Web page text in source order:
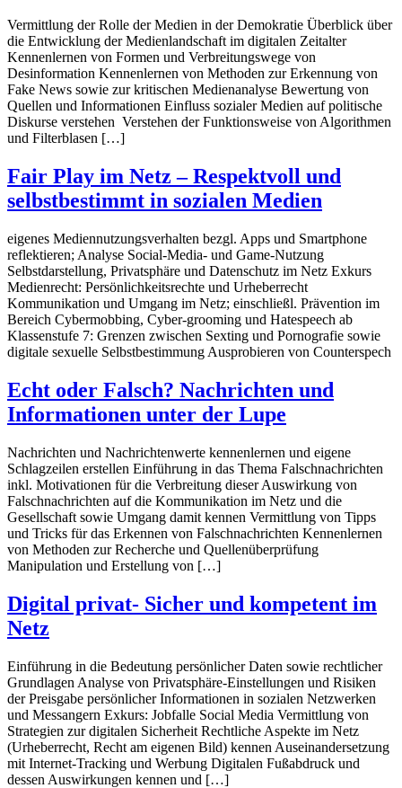
Vermittlung der Rolle der Medien in der Demokratie Überblick über
die Entwicklung der Medienlandschaft im digitalen Zeitalter
Kennenlernen von Formen und Verbreitungswege von
Desinformation Kennenlernen von Methoden zur Erkennung von
Fake News sowie zur kritischen Medienanalyse Bewertung von
Quellen und Informationen Einfluss sozialer Medien auf politische
Diskurse verstehen Verstehen der Funktionsweise von Algorithmen
und Filterblasen […]
Fair Play im Netz – Respektvoll und
selbstbestimmt in sozialen Medien
eigenes Mediennutzungsverhalten bezgl. Apps und Smartphone
reflektieren; Analyse Social-Media- und Game-Nutzung
Selbstdarstellung, Privatsphäre und Datenschutz im Netz Exkurs
Medienrecht: Persönlichkeitsrechte und Urheberrecht
Kommunikation und Umgang im Netz; einschließl. Prävention im
Bereich Cybermobbing, Cyber-grooming und Hatespeech ab
Klassenstufe 7: Grenzen zwischen Sexting und Pornografie sowie
digitale sexuelle Selbstbestimmung Ausprobieren von Counterspech
Echt oder Falsch? Nachrichten und
Informationen unter der Lupe
Nachrichten und Nachrichtenwerte kennenlernen und eigene
Schlagzeilen erstellen Einführung in das Thema Falschnachrichten
inkl. Motivationen für die Verbreitung dieser Auswirkung von
Falschnachrichten auf die Kommunikation im Netz und die
Gesellschaft sowie Umgang damit kennen Vermittlung von Tipps
und Tricks für das Erkennen von Falschnachrichten Kennenlernen
von Methoden zur Recherche und Quellenüberprüfung
Manipulation und Erstellung von […]
Digital privat- Sicher und kompetent im
Netz
Einführung in die Bedeutung persönlicher Daten sowie rechtlicher
Grundlagen Analyse von Privatsphäre-Einstellungen und Risiken
der Preisgabe persönlicher Informationen in sozialen Netzwerken
und Messangern Exkurs: Jobfalle Social Media Vermittlung von
Strategien zur digitalen Sicherheit Rechtliche Aspekte im Netz
(Urheberrecht, Recht am eigenen Bild) kennen Auseinandersetzung
mit Internet-Tracking und Werbung Digitalen Fußabdruck und
dessen Auswirkungen kennen und […]